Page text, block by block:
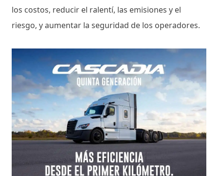
los costos, reducir el ralentí, las emisiones y el
riesgo, y aumentar la seguridad de los operadores.